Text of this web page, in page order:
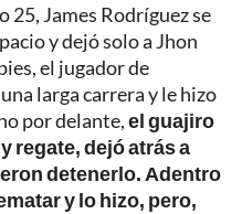
James Rodríguez se
y dejó solo a Jhon
el jugador de
larga carrera y le hizo
por delante,el guajiro
regate, dejó atrás a
detenerlo. Adentro
y lo hizo, pero,